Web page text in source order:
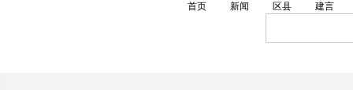
首页 新闻 区县 建言